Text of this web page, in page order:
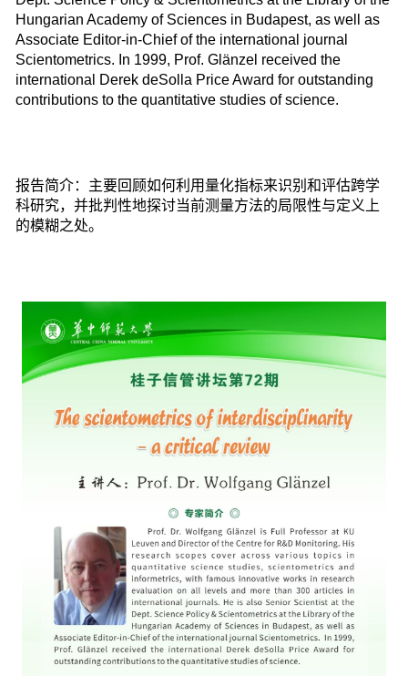
Hungarian Academy of Sciences in Budapest, as well as
Associate Editor-in-Chief of the international journal
Scientometrics. In 1999, Prof. Glänzel received the
international Derek deSolla Price Award for outstanding
contributions to the quantitative studies of science.
报告简介：主要回顾如何利用量化指标来识别和评估跨学
科研究，并批判性地探讨当前测量方法的局限性与定义上
的模糊之处。